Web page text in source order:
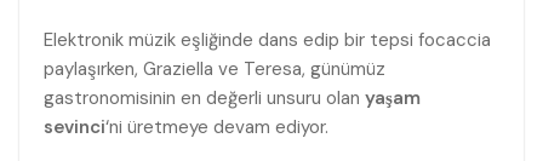
Elektronik müzik eşliğinde dans edip bir tepsi focaccia
paylaşırken, Graziella ve Teresa, günümüz
gastronomisinin en değerli unsuru olan yaşam
sevinci‘ni üretmeye devam ediyor.